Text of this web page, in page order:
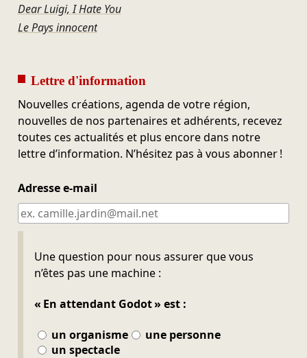
Dear Luigi, I Hate You
Le Pays innocent
Lettre d'information
Nouvelles créations, agenda de votre région,
nouvelles de nos partenaires et adhérents, recevez
toutes ces actualités et plus encore dans notre
lettre d’information. N’hésitez pas à vous abonner !
Adresse e-mail
Une question pour nous assurer que vous
n’êtes pas une machine :
« En attendant Godot » est :
un organisme
une personne
un spectacle
Ne pas remplir